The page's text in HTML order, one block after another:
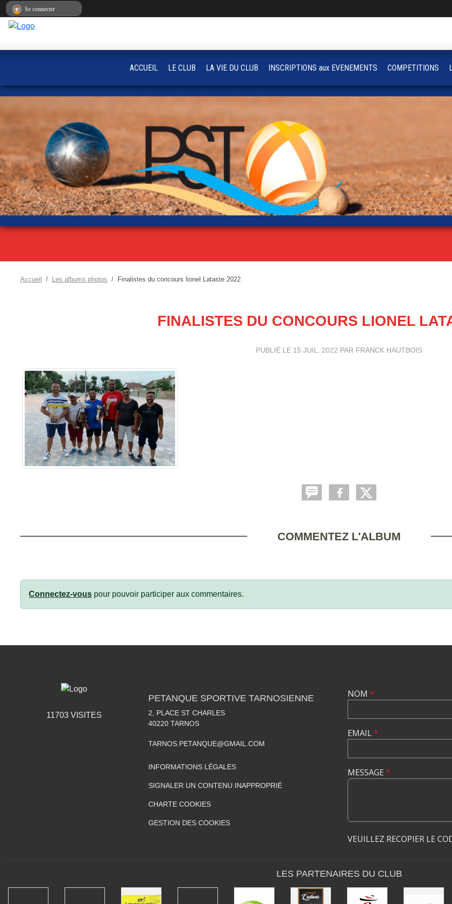
Accueil Les albums photos Finalistes du concours lionel Lataste 2022
FINALISTES DU CONCOURS LIONEL
PUBLIÉ LE 15 JUIL. 2022 PAR FRANCK HAUTBOIS
COMMENTEZ L'ALBUM
Connectez-vous pour pouvoir participer aux commentaires.
ACCUEIL LE CLUB LA VIE DU CLUB INSCRIPTIONS aux EVENEMENTS COMPETITIONS
11703 VISITES
PETANQUE SPORTIVE TARNOSIENNE
2, PLACE ST CHARLES
40220 TARNOS
TARNOS.PETANQUE@GMAIL.COM
INFORMATIONS LÉGALES
SIGNALER UN CONTENU INAPPROPRIÉ
CHARTE COOKIES
GESTION DES COOKIES
NOM *
EMAIL*
MESSAGE *
VEUILLEZ RECOPIER LE
LES PARTENAIRES DU CLUB
Se connecter
Panneau de gestion des cookies